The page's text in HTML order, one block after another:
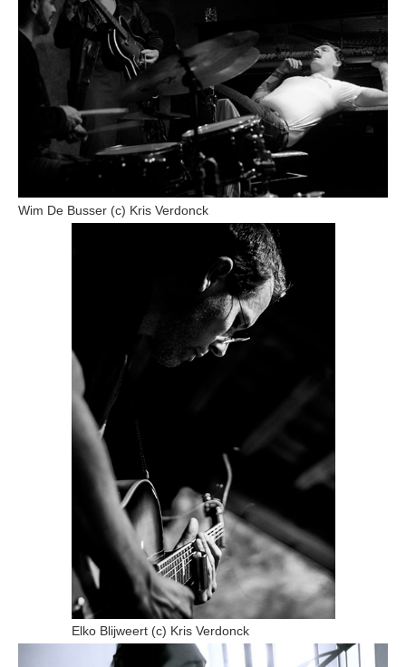
Wim De Busser (c) Kris Verdonck
Elko Blijweert (c) Kris Verdonck